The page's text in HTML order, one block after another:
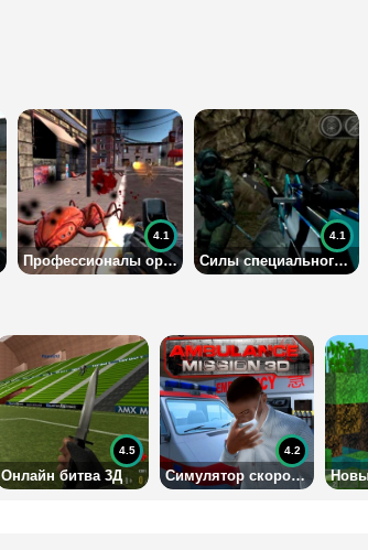
Профессионалы оружия
4.1
Силы специального назначения
4.1
Онлайн битва 3Д
4.5
Симулятор скорой помощи 2
4.2